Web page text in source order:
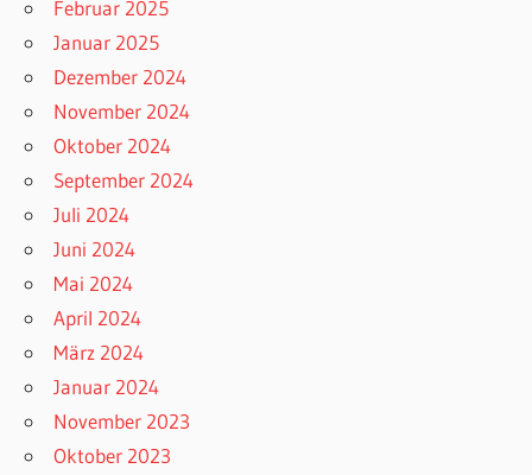
Februar 2025
Januar 2025
Dezember 2024
November 2024
Oktober 2024
September 2024
Juli 2024
Juni 2024
Mai 2024
April 2024
März 2024
Januar 2024
November 2023
Oktober 2023